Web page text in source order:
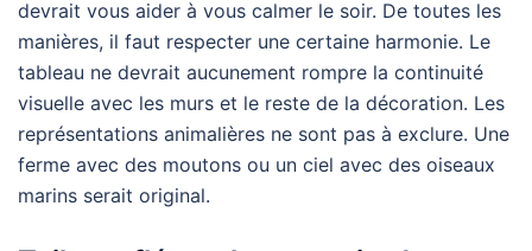
devrait vous aider à vous calmer le soir. De toutes les
manières, il faut respecter une certaine harmonie. Le
tableau ne devrait aucunement rompre la continuité
visuelle avec les murs et le reste de la décoration. Les
représentations animalières ne sont pas à exclure. Une
ferme avec des moutons ou un ciel avec des oiseaux
marins serait original.